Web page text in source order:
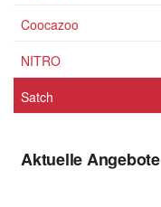
Coocazoo
NITRO
Satch
Aktuelle Angebote